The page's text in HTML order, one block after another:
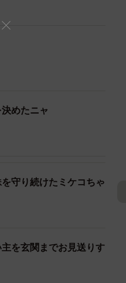
アルちゃんだった。も
しかし、子猫が生後2
その後も残されたきょ
ルちゃんは兄弟の中
可能性があった。2018
が預かった。
めたニャ
守り続けたミケコちゃ
を玄関までお見送りす